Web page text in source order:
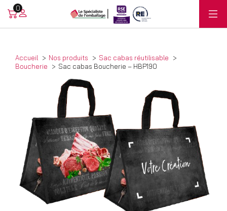
0
Accueil Nos produits
Sac cabas réutilisable
Boucherie
Sac cabas Boucherie – HBP190